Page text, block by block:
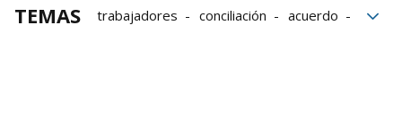
TEMAS trabajadores conciliación
acuerdo